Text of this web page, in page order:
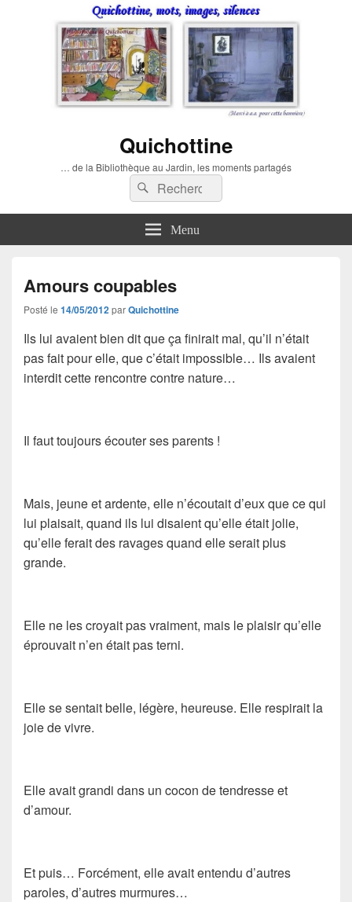
Quichottine
… de la Bibliothèque au Jardin, les moments partagés
Recherche :
Rechercher
Menu
Amours coupables
Posté le 14/05/2012 parQuichottine
Ils lui avaient bien dit que ça finirait mal, qu’il n’était
pas fait pour elle, que c’était impossible… Ils avaient
interdit cette rencontre contre nature…
Il faut toujours écouter ses parents !
Mais, jeune et ardente, elle n’écoutait d’eux que ce qui
lui plaisait, quand ils lui disaient qu’elle était jolie,
qu’elle ferait des ravages quand elle serait plus
grande.
Elle ne les croyait pas vraiment, mais le plaisir qu’elle
éprouvait n’en était pas terni.
Elle se sentait belle, légère, heureuse. Elle respirait la
joie de vivre.
Elle avait grandi dans un cocon de tendresse et
d’amour.
Et puis… Forcément, elle avait entendu d’autres
paroles, d’autres murmures…